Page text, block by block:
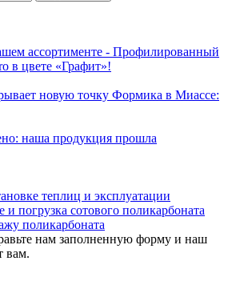
ассортименте - Профилированный
в цвете «Графит»!
новую точку Формика в Миассе:
наша продукция прошла
теплиц и эксплуатации
погрузка сотового поликарбоната
поликарбоната
нам заполненную форму и наш
вам.